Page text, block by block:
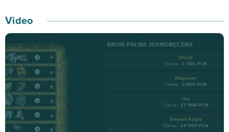
rozgrywce pakietów eskalacji Blood Wars – dzięki temu
będziesz mógł dodać nowe karty i… opcje do swoich
bitew!
Nie wiesz, jak wykorzystać zbyt dużą liczbę wolnego
czasu? A może droga do szkoły czy pracy bardzo
dłuży Ci się w autobusie czy tramwaju? Dołącz do
Video